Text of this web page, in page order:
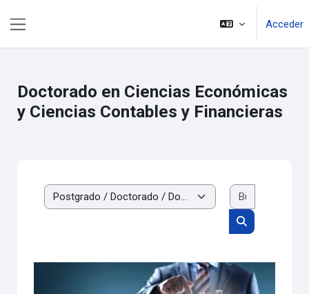
Acceder
Doctorado en Ciencias Económicas
y Ciencias Contables y Financieras
Categorías
Buscar cursos